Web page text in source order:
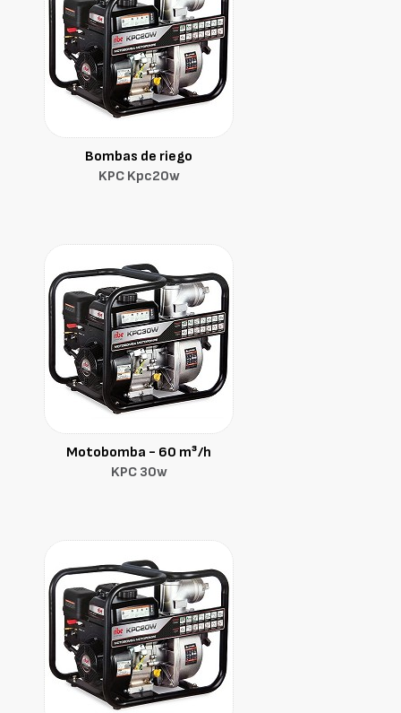
Bombas de riego
KPC Kpc20w
Motobomba - 60 m³/h
KPC 30w